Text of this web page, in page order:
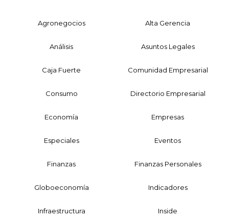
Agronegocios Alta Gerencia
Análisis Asuntos Legales
Caja Fuerte Comunidad Empresarial
Consumo Directorio Empresarial
Economía Empresas
Especiales Eventos
Finanzas Finanzas Personales
Globoeconomía Indicadores
Infraestructura Inside